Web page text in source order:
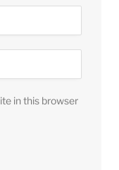
in this browser